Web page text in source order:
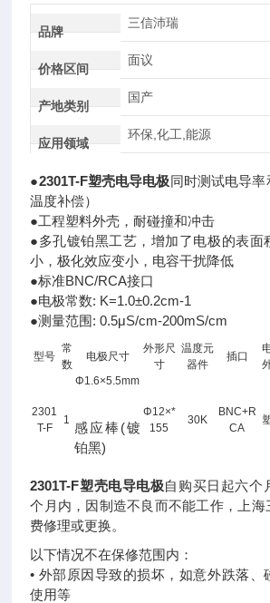
品牌
三信沛瑞
价格区间
面议
产地类别
国产
应用领域
环保,化工,能源
●2301T-F塑壳电导电极同时测试电导
温度补偿）
●工程塑料外壳，耐碰撞和冲击
●多孔镀铂黑工艺，增加了电极的表面
小，极化效应变小，电容干扰降低
●标准BNC/RCA接口
●电极常数: K=1.0±0.2cm-1
●测量范围: 0.5μS/cm-200mS/cm
型号
常
数
电极尺寸
外形尺
寸
温度元
器件
插口
2301
T-F
1
Φ1.6×5.5mm
感应棒(镀
铂黑)
Φ12×*
155
30K
BNC+R
CA
2301T-F塑壳电导电极自购买日起六个
个月内，因制造不良而不能工作，上
费修理或更换。
以下情况不在保修范围内：
• 外部原因导致的损坏，如意外跌落、
使用等